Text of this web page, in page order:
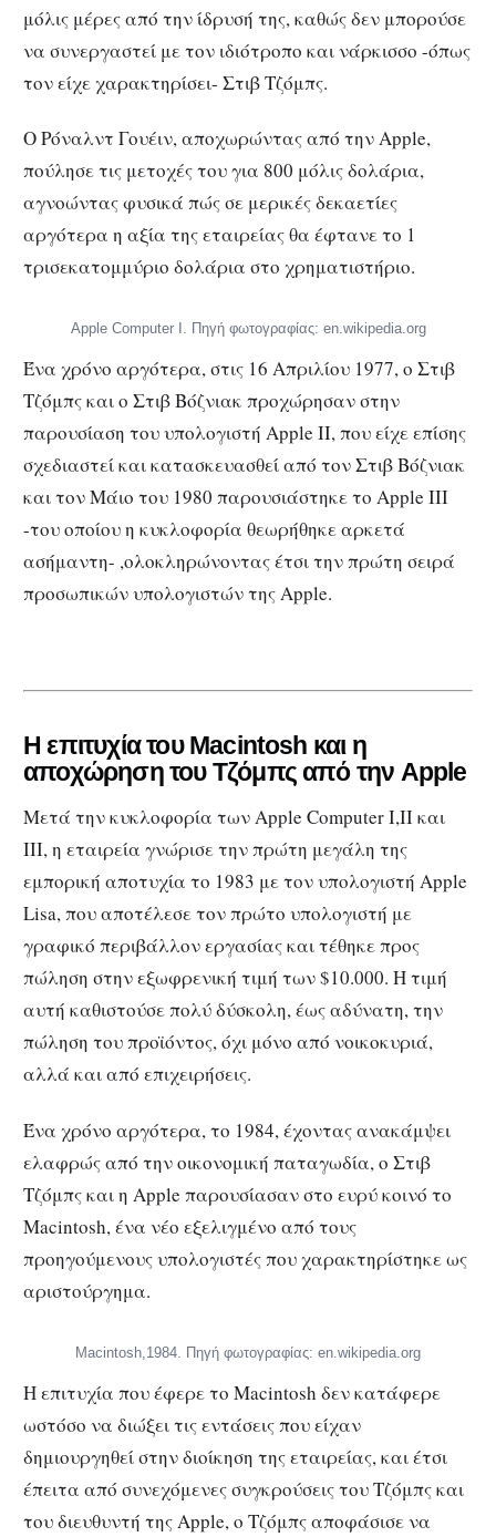
μόλις μέρες από την ίδρυσή της, καθώς δεν μπορούσε
να συνεργαστεί με τον ιδιότροπο και νάρκισσο -όπως
τον είχε χαρακτηρίσει- Στιβ Τζόμπς.
Ο Ρόναλντ Γουέιν, αποχωρώντας από την Apple,
πούλησε τις μετοχές του για 800 μόλις δολάρια,
αγνοώντας φυσικά πώς σε μερικές δεκαετίες
αργότερα η αξία της εταιρείας θα έφτανε το 1
τρισεκατομμύριο δολάρια στο χρηματιστήριο.
Apple Computer I. Πηγή φωτογραφίας: en.wikipedia.org
Ένα χρόνο αργότερα, στις 16 Απριλίου 1977, ο Στιβ
Τζόμπς και ο Στιβ Βόζνιακ προχώρησαν στην
παρουσίαση του υπολογιστή Apple II, που είχε επίσης
σχεδιαστεί και κατασκευασθεί από τον Στιβ Βόζνιακ
και τον Μάιο του 1980 παρουσιάστηκε το Apple III
-του οποίου η κυκλοφορία θεωρήθηκε αρκετά
ασήμαντη- ,ολοκληρώνοντας έτσι την πρώτη σειρά
προσωπικών υπολογιστών της Apple.
Η επιτυχία του Macintosh και η
αποχώρηση του Τζόμπς από την Apple
Μετά την κυκλοφορία των Apple Computer I,II και
III, η εταιρεία γνώρισε την πρώτη μεγάλη της
εμπορική αποτυχία το 1983 με τον υπολογιστή Apple
Lisa, που αποτέλεσε τον πρώτο υπολογιστή με
γραφικό περιβάλλον εργασίας και τέθηκε προς
πώληση στην εξωφρενική τιμή των $10.000. Η τιμή
αυτή καθιστούσε πολύ δύσκολη, έως αδύνατη, την
πώληση του προϊόντος, όχι μόνο από νοικοκυριά,
αλλά και από επιχειρήσεις.
Ένα χρόνο αργότερα, το 1984, έχοντας ανακάμψει
ελαφρώς από την οικονομική παταγωδία, ο Στιβ
Τζόμπς και η Apple παρουσίασαν στο ευρύ κοινό το
Macintosh, ένα νέο εξελιγμένο από τους
προηγούμενους υπολογιστές που χαρακτηρίστηκε ως
αριστούργημα.
Macintosh,1984. Πηγή φωτογραφίας: en.wikipedia.org
Η επιτυχία που έφερε το Macintosh δεν κατάφερε
ωστόσο να διώξει τις εντάσεις που είχαν
δημιουργηθεί στην διοίκηση της εταιρείας, και έτσι
έπειτα από συνεχόμενες συγκρούσεις του Τζόμπς και
του διευθυντή της Apple, ο Τζόμπς αποφάσισε να